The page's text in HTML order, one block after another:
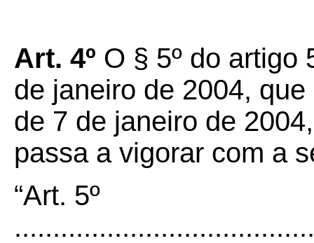
Art. 4º O § 5º do artigo
de janeiro de 2004,
de 7 de janeiro de
passa a vigorar com a
“Art. 5º